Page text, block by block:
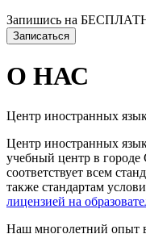
Запишись на
Записаться
О НАС
Центр иностранных
Центр иностранных
учебный центр в
соответствует всем
также стандартам
лицензией на
Наш многолетний опыт